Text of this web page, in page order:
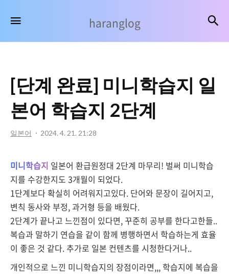
haranglog
[단계 완료] 미니학습지 일
본어 학습지 2단계
일본어 2024. 4. 21. 21:28
미니학습지 일본어 환급원정대 2단계 마무리! 벌써 미니학습
지를 수강한지도 3개월이 되었다.
1단계보다 확실히 어려워지고있다. 단어와 문장이 길어지고,
변칙 동사와 부정, 과거형 등을 배웠다.
2단계가 끝나고 느낀점이 있다면, 꾸준히 공부를 한다고한들..
복습과 말하기 연습을 같이 함께 병행하면서 학습하는게 효율
이 좋은 것 같다. 추가로 일본 컨텐츠를 시청한다거나..
개인적으로 느낀 미니학습지의 장점이라면,,, 학습지에 복습을